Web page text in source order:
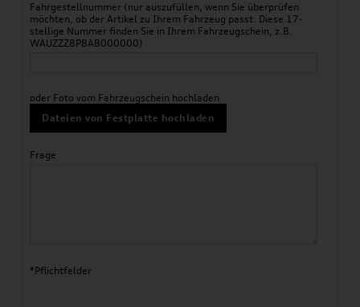
Fahrgestellnummer (nur auszufüllen, wenn Sie überprüfen
möchten, ob der Artikel zu Ihrem Fahrzeug passt. Diese 17-
stellige Nummer finden Sie in Ihrem Fahrzeugschein, z.B.
WAUZZZ8P8AB000000)
oder Foto vom Fahrzeugschein hochladen
Dateien von Festplatte hochladen
Frage
*Pflichtfelder